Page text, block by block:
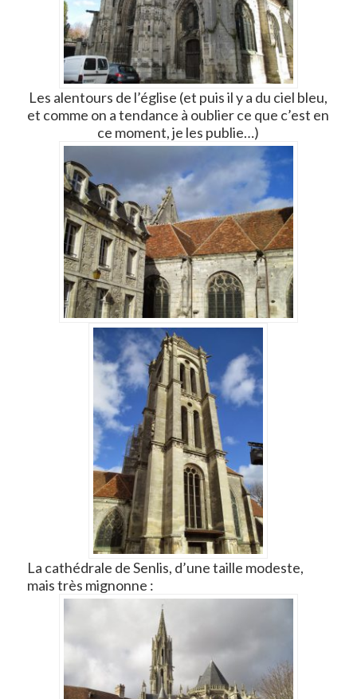
Les alentours de l’église (et puis il y a du ciel bleu,
et comme on a tendance à oublier ce que c’est en
ce moment, je les publie…)
La cathédrale de Senlis, d’une taille modeste,
mais très mignonne :